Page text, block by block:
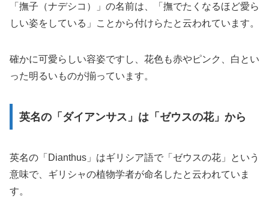
「撫子（ナデシコ）」の名前は、「撫でたくなるほど愛ら
しい姿をしている」ことから付けらたと云われています。
確かに可愛らしい容姿ですし、花色も赤やピンク、白とい
った明るいものが揃っています。
英名の「ダイアンサス」は「ゼウスの花」から
英名の「Dianthus」はギリシア語で「ゼウスの花」という
意味で、ギリシャの植物学者が命名したと云われていま
す。